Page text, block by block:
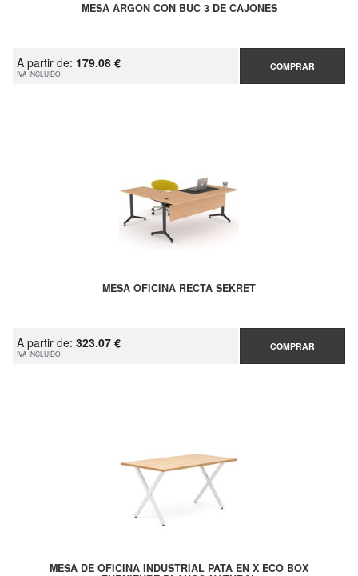
MESA ARGON CON BUC 3 DE CAJONES
A partir de: 179.08 €
IVA INCLUIDO
COMPRAR
MESA OFICINA RECTA SEKRET
A partir de: 323.07 €
IVA INCLUIDO
COMPRAR
MESA DE OFICINA INDUSTRIAL PATA EN X ECO BOX